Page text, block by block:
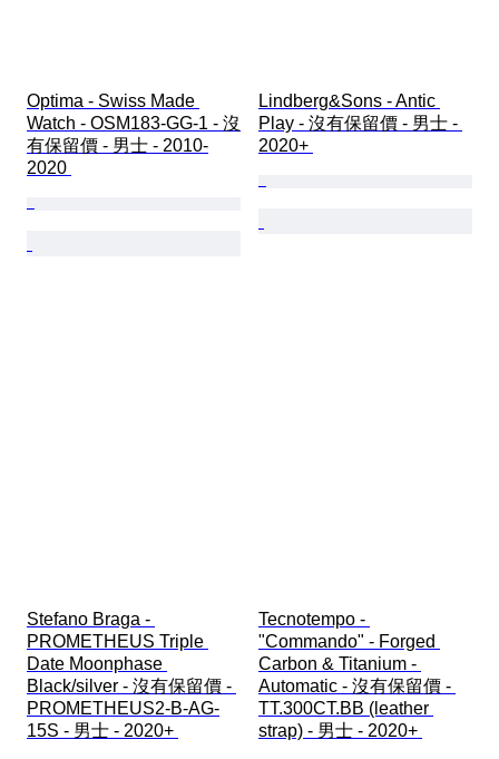
Optima - Swiss Made
Watch - OSM183-GG-1 - 沒
有保留價 - 男士 - 2010-
2020
Lindberg&Sons - Antic
Play - 沒有保留價 - 男士 -
2020+
Stefano Braga -
PROMETHEUS Triple
Date Moonphase
Black/silver - 沒有保留價 -
PROMETHEUS2-B-AG-
15S - 男士 - 2020+
Tecnotempo -
"Commando" - Forged
Carbon & Titanium -
Automatic - 沒有保留價 -
TT.300CT.BB (leather
strap) - 男士 - 2020+